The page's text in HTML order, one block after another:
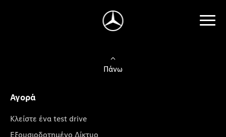
Πάνω
Αγορά
Κλείστε ένα test drive
Εξουσιοδοτημένο Δίκτυο